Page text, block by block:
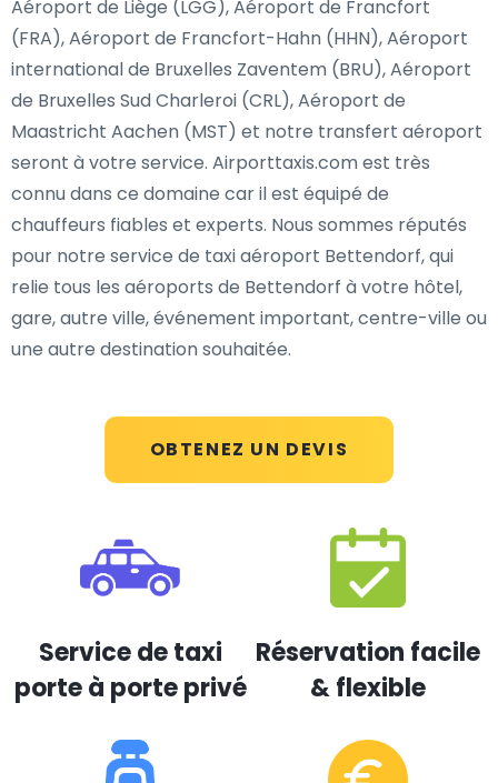
OBTENEZ UN DEVIS
Aéroport de Liège (LGG), Aéroport de Francfort
(FRA), Aéroport de Francfort-Hahn (HHN), Aéroport
international de Bruxelles Zaventem (BRU), Aéroport
de Bruxelles Sud Charleroi (CRL), Aéroport de
Maastricht Aachen (MST) et notre transfert aéroport
seront à votre service. Airporttaxis.com est très
connu dans ce domaine car il est équipé de
chauffeurs fiables et experts. Nous sommes réputés
pour notre service de taxi aéroport Bettendorf, qui
relie tous les aéroports de Bettendorf à votre hôtel,
gare, autre ville, événement important, centre-ville ou
une autre destination souhaitée.
Service de taxi
porte à porte privé
Réservation facile
& flexible